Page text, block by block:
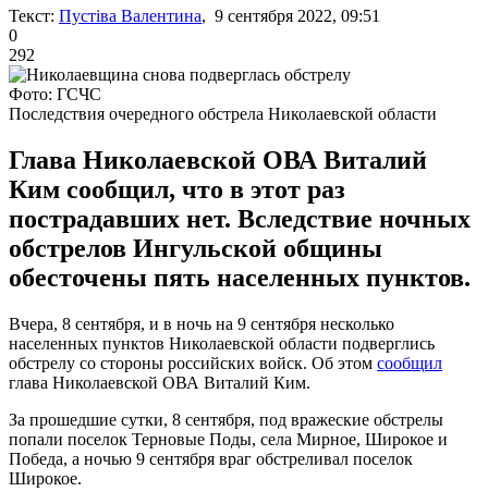
Текст: Пустіва Валентина, 9 сентября 2022, 09:51
0
292
Фото: ГСЧС
Последствия очередного обстрела Николаевской области
Глава Николаевской ОВА Виталий
Ким сообщил, что в этот раз
пострадавших нет. Вследствие ночных
обстрелов Ингульской общины
обесточены пять населенных пунктов.
Вчера, 8 сентября, и в ночь на 9 сентября несколько
населенных пунктов Николаевской области подверглись
обстрелу со стороны российских войск. Об этом сообщил
глава Николаевской ОВА Виталий Ким.
За прошедшие сутки, 8 сентября, под вражеские обстрелы
попали поселок Терновые Поды, села Мирное, Широкое и
Победа, а ночью 9 сентября враг обстреливал поселок
Широкое.